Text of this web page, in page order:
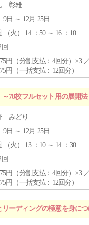
彰雄
9日 ～ 12月 25日
（火 ） 14 ：50 ～ 16 ：10
回
円（分割支払：4回分）×3
円（一括支払：12回分）
78枚フルセット用の展開法
みどり
9日 ～ 12月 25日
（火 ） 13 ：10 ～ 14 ：30
回
円（分割支払：4回分）×3
円（一括支払：12回分）
ーディングの極意を身につ